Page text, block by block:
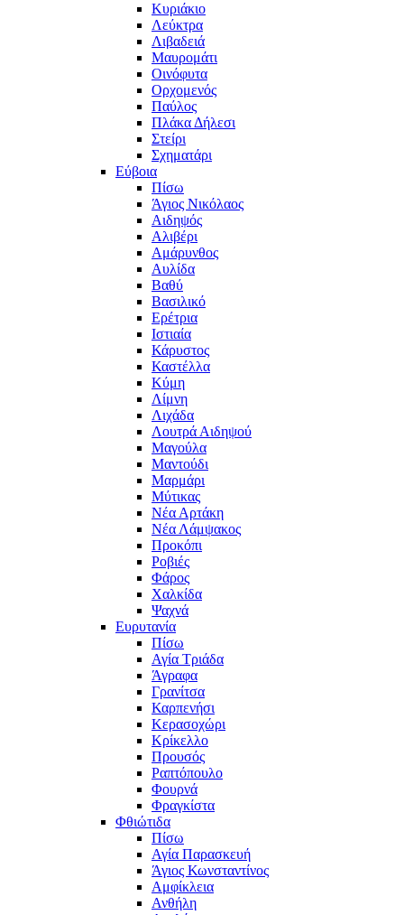
Κυριάκιο
Λεύκτρα
Λιβαδειά
Μαυρομάτι
Οινόφυτα
Ορχομενός
Παύλος
Πλάκα Δήλεσι
Στείρι
Σχηματάρι
Εύβοια
Πίσω
Άγιος Νικόλαος
Αιδηψός
Αλιβέρι
Αμάρυνθος
Αυλίδα
Βαθύ
Βασιλικό
Ερέτρια
Ιστιαία
Κάρυστος
Καστέλλα
Κύμη
Λίμνη
Λιχάδα
Λουτρά Αιδηψού
Μαγούλα
Μαντούδι
Μαρμάρι
Μύτικας
Νέα Αρτάκη
Νέα Λάμψακος
Προκόπι
Ροβιές
Φάρος
Χαλκίδα
Ψαχνά
Ευρυτανία
Πίσω
Αγία Τριάδα
Άγραφα
Γρανίτσα
Καρπενήσι
Κερασοχώρι
Κρίκελλο
Προυσός
Ραπτόπουλο
Φουρνά
Φραγκίστα
Φθιώτιδα
Πίσω
Αγία Παρασκευή
Άγιος Κωνσταντίνος
Αμφίκλεια
Ανθήλη